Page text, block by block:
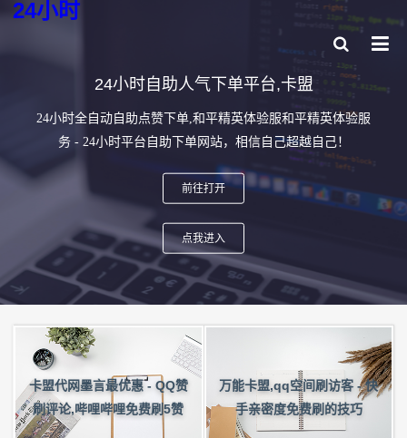
24小时
24小时自助人气下单平台,卡盟
24小时全自动自助点赞下单,和平精英体验服和平精英体验服
务 - 24小时平台自助下单网站，相信自己超越自己！
前往打开
点我进入
卡盟代网墨言最优惠 - QQ赞
刷评论,哔哩哔哩免费刷5赞
万能卡盟,qq空间刷访客 - 快
手亲密度免费刷的技巧